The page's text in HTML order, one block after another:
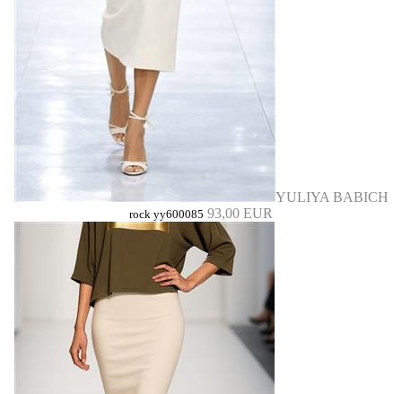
YULIYA BABICH
rock yy600085 93,00 EUR